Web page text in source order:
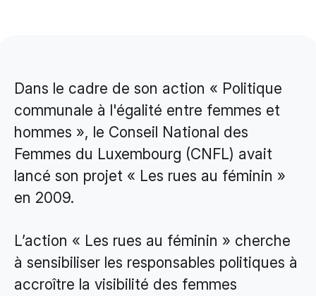
Référencement (SEO/GEO)
Publicité en ligne (SEA/SMA)
Social Media Marketing (SMM)
Marketing par e-mail
Applications
CMS - Systèmes de gestion de contenus
Cloud Services
Dans le cadre de son action « Politique
communale à l'égalité entre femmes et
hommes », le Conseil National des
Femmes du Luxembourg (CNFL) avait
lancé son projet « Les rues au féminin »
en 2009.
L’action « Les rues au féminin » cherche
à sensibiliser les responsables politiques à
accroître la visibilité des femmes